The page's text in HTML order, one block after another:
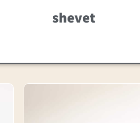
shevet